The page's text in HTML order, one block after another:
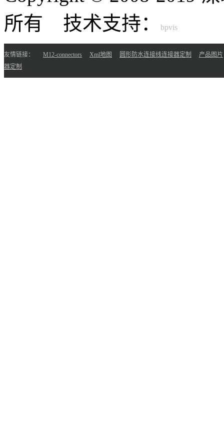
所有 技术支持：
友情链接： M12-connectors Xml地图 圆形防水连接线连接器定制
产品图片
器定制